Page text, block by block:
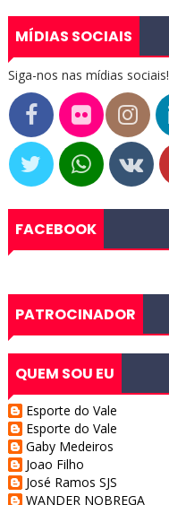
MÍDIAS SOCIAIS
Siga-nos nas mídias sociais!
FACEBOOK
PATROCINADOR
QUEM SOU EU
Esporte do Vale
Esporte do Vale
Gaby Medeiros
Joao Filho
José Ramos SJS
WANDER NOBREGA